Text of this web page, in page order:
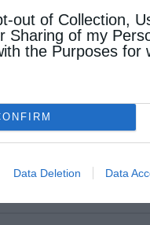
out of Collection,
Sharing of my
the Purposes for
Data Deletion Data